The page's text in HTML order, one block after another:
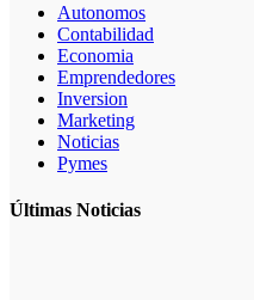
Autonomos
Contabilidad
Economia
Emprendedores
Inversion
Marketing
Noticias
Pymes
Últimas Noticias